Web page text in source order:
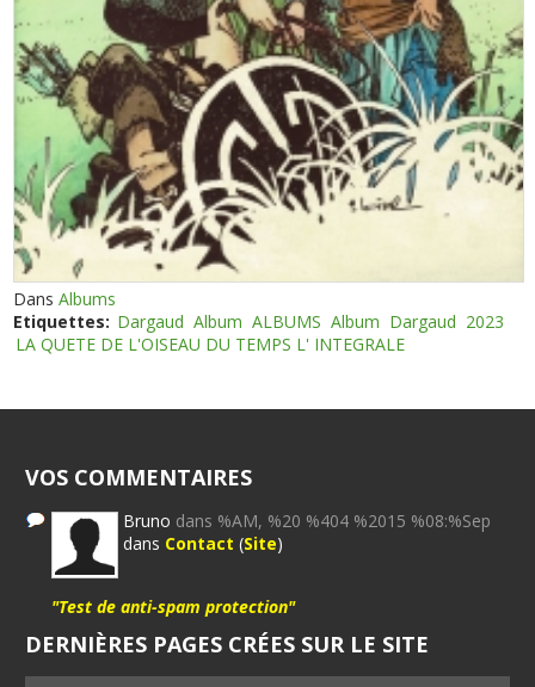
DansAlbums
Etiquettes: Dargaud Album ALBUMS Album Dargaud 2023
LA QUETE DE L'OISEAU DU TEMPS L' INTEGRALE
VOS COMMENTAIRES
Bruno dans %AM, %20 %404 %2015 %08:%Sep
dans Contact (Site)
"Test de anti-spam protection"
DERNIÈRES PAGES CRÉES SUR LE SITE